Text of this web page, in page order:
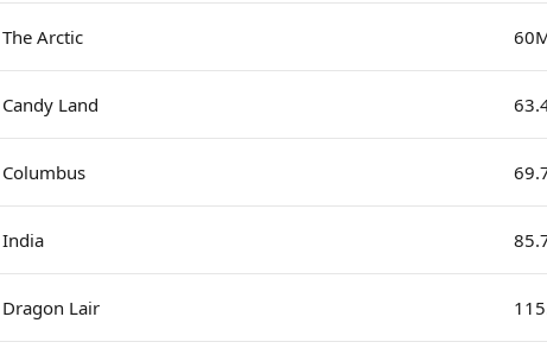
The Arctic
Candy Land
Columbus
India
Dragon Lair